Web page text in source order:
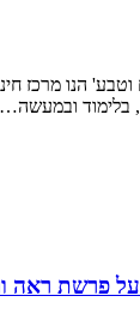
הנו מרכז
בלימוד ובמעשה…
פרשת ראה